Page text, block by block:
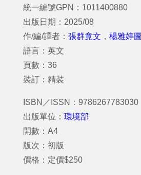
統一編號GPN：1011400880
出版日期：2025/08
作/編/譯者： 張群竟文 ， 楊雅婷圖
語言：英文
頁數：36
裝訂：精裝
ISBN／ISSN：9786267783030
出版單位： 環境部
開數：A4
版次：初版
價格：定價$250